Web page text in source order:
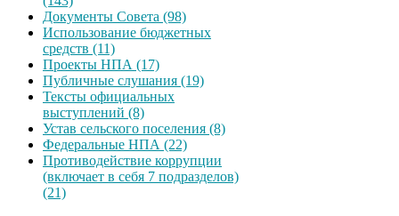
Документы Совета (98)
Использование бюджетных
средств (11)
Проекты НПА (17)
Публичные слушания (19)
Тексты официальных
выступлений (8)
Устав сельского поселения (8)
Федеральные НПА (22)
Противодействие коррупции
(включает в себя 7 подразделов)
(21)